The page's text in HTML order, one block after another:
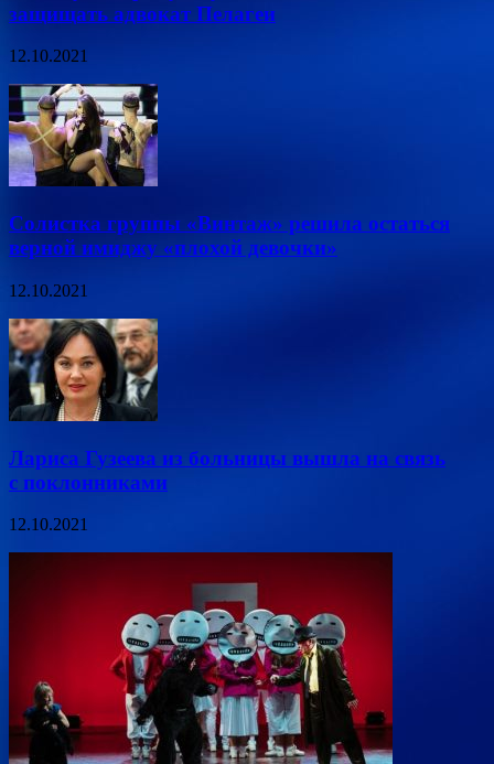
защищать адвокат Пелагеи
12.10.2021
Солистка группы «Винтаж» решила остаться
верной имиджу «плохой девочки»
12.10.2021
Лариса Гузеева из больницы вышла на связь
с поклонниками
12.10.2021